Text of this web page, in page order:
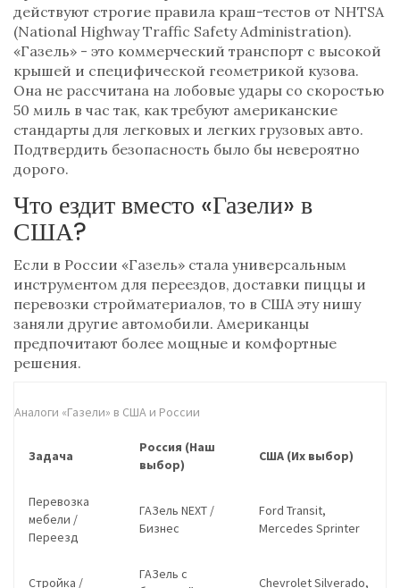
действуют строгие правила краш-тестов от NHTSA
(National Highway Traffic Safety Administration).
«Газель» - это коммерческий транспорт с высокой
крышей и специфической геометрикой кузова.
Она не рассчитана на лобовые удары со скоростью
50 миль в час так, как требуют американские
стандарты для легковых и легких грузовых авто.
Подтвердить безопасность было бы невероятно
дорого.
Что ездит вместо «Газели» в
США?
Если в России «Газель» стала универсальным
инструментом для переездов, доставки пиццы и
перевозки стройматериалов, то в США эту нишу
заняли другие автомобили. Американцы
предпочитают более мощные и комфортные
решения.
Аналоги «Газели» в США и России
Задача
Россия (Наш
выбор)
США (Их выбор)
Перевозка
мебели /
Переезд
ГАЗель NEXT /
Бизнес
Ford Transit,
Mercedes Sprinter
Стройка /
ГАЗель с
Chevrolet Silverado,